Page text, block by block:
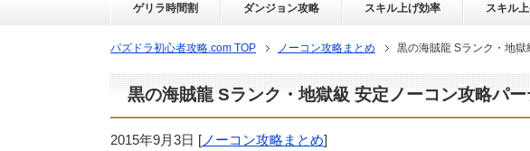
ゲリラ時間割 ダンジョン攻略 スキル上げ効率 スキル
パズドラ初心者攻略.com TOP ノーコン攻略まとめ 黒の海賊龍 Sランク・地
黒の海賊龍 Sランク・地獄級 安定ノーコン攻略パ
2015年9月3日 [ノーコン攻略まとめ]